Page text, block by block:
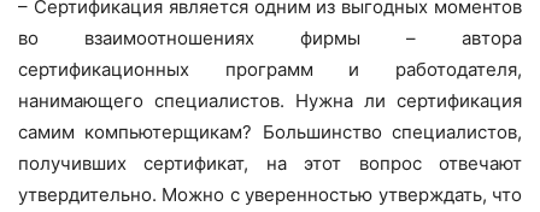
– Сертификация является одним из выгодных моментов
во взаимоотношениях фирмы – автора
сертификационных программ и работодателя,
нанимающего специалистов. Нужна ли сертификация
самим компьютерщикам? Большинство специалистов,
получивших сертификат, на этот вопрос отвечают
утвердительно. Можно с уверенностью утверждать, что